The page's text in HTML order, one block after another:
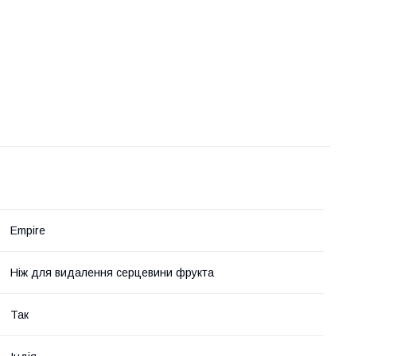
Empire
Ніж для видалення серцевини фрукта
Так